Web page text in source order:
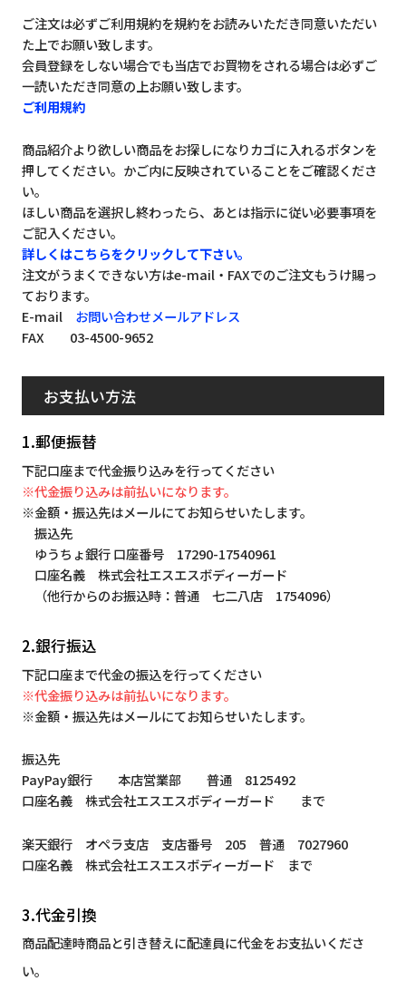
ご注文は必ずご利用規約を規約をお読みいただき同意いただい
た上でお願い致します。
会員登録をしない場合でも当店でお買物をされる場合は必ずご
一読いただき同意の上お願い致します。
ご利用規約
商品紹介より欲しい商品をお探しになりカゴに入れるボタンを
押してください。かご内に反映されていることをご確認くださ
い。
ほしい商品を選択し終わったら、あとは指示に従い必要事項を
ご記入ください。
詳しくはこちらをクリックして下さい。
注文がうまくできない方はe-mail・FAXでのご注文もうけ賜っ
ております。
E-mail お問い合わせメールアドレス
FAX 03-4500-9652
お支払い方法
1.郵便振替
下記口座まで代金振り込みを行ってください
※代金振り込みは前払いになります。
※金額・振込先はメールにてお知らせいたします。
振込先
ゆうちょ銀行 口座番号 17290-17540961
口座名義 株式会社エスエスボディーガード
（他行からのお振込時：普通 七二八店 1754096）
2.銀行振込
下記口座まで代金の振込を行ってください
※代金振り込みは前払いになります。
※金額・振込先はメールにてお知らせいたします。
振込先
PayPay銀行 本店営業部 普通 8125492
口座名義 株式会社エスエスボディーガード まで
楽天銀行 オペラ支店 支店番号 205 普通 7027960
口座名義 株式会社エスエスボディーガード まで
3.代金引換
商品配達時商品と引き替えに配達員に代金をお支払いくださ
い。